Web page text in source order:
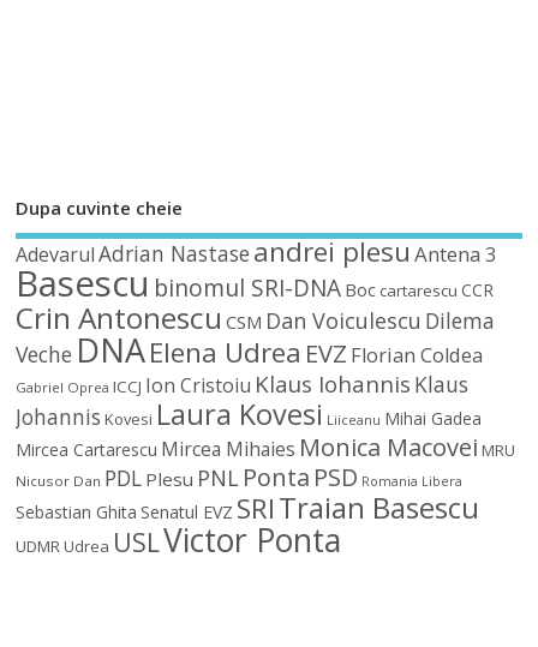
Dupa cuvinte cheie
Adevarul Adrian Nastaseandrei plesuAntena 3
Basescu binomul SRI-DNA Boc cartarescu CCR
Crin Antonescu CSM Dan Voiculescu Dilema
Veche DNAElena Udrea EVZ Florian Coldea
Gabriel Oprea ICCJ Ion Cristoiu Klaus Iohannis Klaus
Johannis Kovesi Laura Kovesi Liiceanu Mihai Gadea
Mircea Cartarescu Mircea Mihaies Monica Macovei MRU
Nicusor Dan PDL Plesu PNL Ponta PSD Romania Libera
Sebastian Ghita Senatul EVZ SRITraian Basescu
UDMRUdrea USLVictor Ponta